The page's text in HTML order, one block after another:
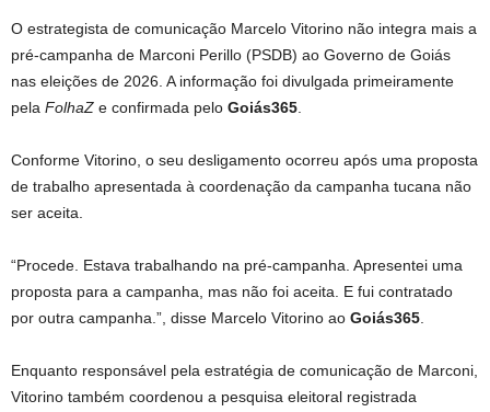
O estrategista de comunicação Marcelo Vitorino não integra mais a
pré-campanha de Marconi Perillo (PSDB) ao Governo de Goiás
nas eleições de 2026. A informação foi divulgada primeiramente
pela FolhaZ e confirmada pelo Goiás365
Conforme Vitorino, o seu desligamento ocorreu após uma proposta
de trabalho apresentada à coordenação da campanha tucana não
ser aceita.
“Procede. Estava trabalhando na pré-campanha. Apresentei uma
proposta para a campanha, mas não foi aceita. E fui contratado
por outra campanha.”, disse Marcelo Vitorino ao Goiás365
Enquanto responsável pela estratégia de comunicação de Marconi,
Vitorino também coordenou a pesquisa eleitoral registrada